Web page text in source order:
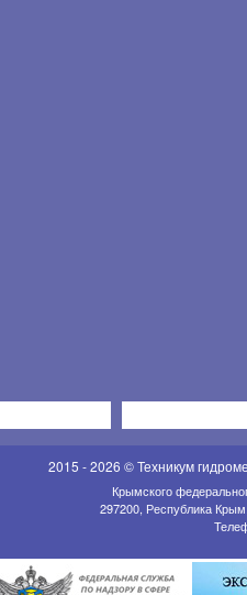
2015 - 2026 © Техникум
Крымского
297200, Республика